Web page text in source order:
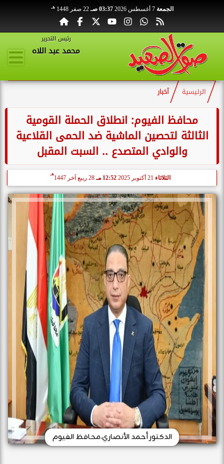
الجمعة 7 أغسطس 2026 03:37 صـ 22 صفر 1448 هـ
رئيس التحرير
محمد عبد اللاه
الرئيسية أخبار
محافظ الفيوم: انطلاق الحملة القومية
الثالثة لتحصين الماشية ضد الحمى القلاعية
والوادي المتصدع‎ .. السبت المقبل
الثلاثاء 12:52 مـ 28 ربيع آخر 1447
هـ
الدكتور أحمد الأنصاري،محافظ الفيوم